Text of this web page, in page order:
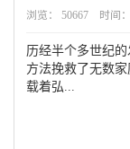
浏览： 50667 时间
历经半个多世纪
方法挽救了无数
载着弘...